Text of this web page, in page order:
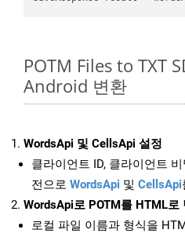
POTM Files to TXT
Android 변환
WordsApi 및 CellsApi 설정
클라이언트 ID, 클라이언트
전으로 WordsApi 및 CellsApi
WordsApi로 POTM를 HTML로
로컬 파일 이름과 형식을